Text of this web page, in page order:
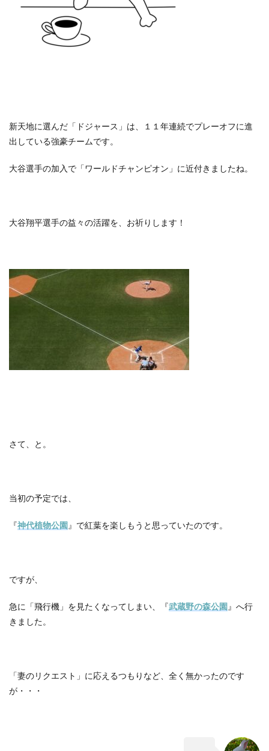
新天地に選んだ「ドジャース」は、１１年連続でプレーオフに進
出している強豪チームです。
大谷選手の加入で「ワールドチャンピオン」に近付きましたね。
大谷翔平選手の益々の活躍を、お祈りします！
さて、と。
当初の予定では、
『神代植物公園 』で紅葉を楽しもうと思っていたのです。
ですが、
急に「飛行機」を見たくなってしまい、『武蔵野の森公園 』へ行
きました。
「妻のリクエスト」に応えるつもりなど、全く無かったのです
が・・・